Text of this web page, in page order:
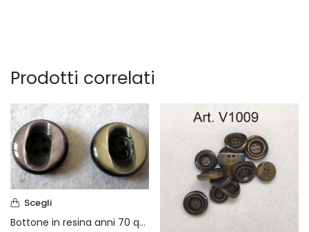
Prodotti correlati
Scegli
Bottone in resina anni 70 quattro fori